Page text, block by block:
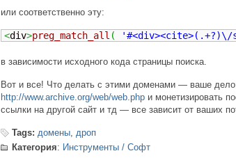
или соответственно эту:
<div>preg_match_all ( '#<div><cite>(.+?)\/
в зависимости исходного кода страницы поиска.
Вот и все! Что делать с этими доменами — ваше
http://www.archive.org/web/web.php и монетизировать
ссылки на другой сайт и тд — все зависит от ваших
Tags: домены, дроп
Категория: Инструменты / Софт